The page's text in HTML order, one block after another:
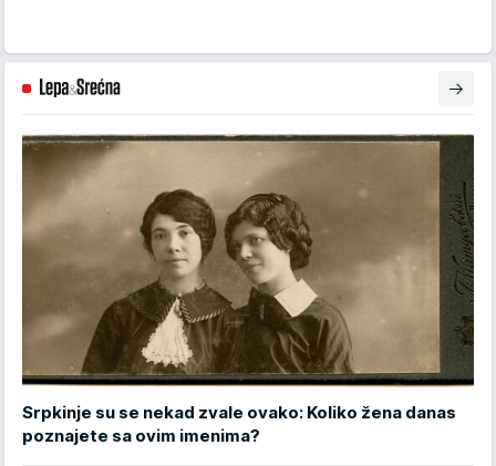
Srpkinje su se nekad zvale ovako: Koliko žena danas
poznajete sa ovim imenima?